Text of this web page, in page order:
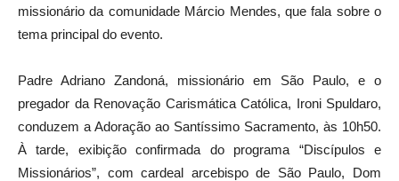
missionário da comunidade Márcio Mendes, que fala sobre o
tema principal do evento.
Padre Adriano Zandoná, missionário em São Paulo, e o
pregador da Renovação Carismática Católica, Ironi Spuldaro,
conduzem a Adoração ao Santíssimo Sacramento, às 10h50.
À tarde, exibição confirmada do programa “Discípulos e
Missionários”, com cardeal arcebispo de São Paulo, Dom